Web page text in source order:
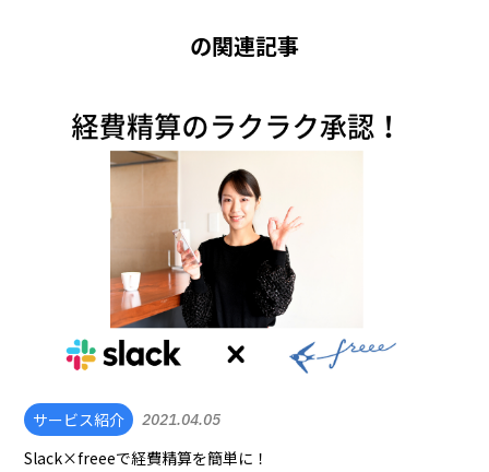
の関連記事
サービス紹介 2021.04.05
Slack×freeeで経費精算を簡単に！